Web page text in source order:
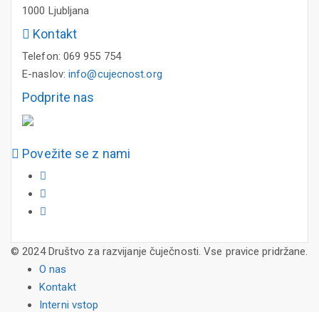
1000 Ljubljana
Kontakt
Telefon: 069 955 754
E-naslov: info@cujecnost.org
Podprite nas
Povežite se z nami
© 2024 Društvo za razvijanje čuječnosti. Vse pravice pridržane.
O nas
Kontakt
Interni vstop